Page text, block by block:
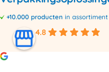
+10.000 producten in assortiment
4.8